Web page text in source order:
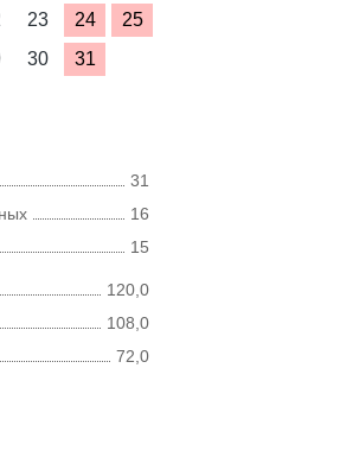
23 24
25
30 31
31
16
15
120,0
108,0
72,0